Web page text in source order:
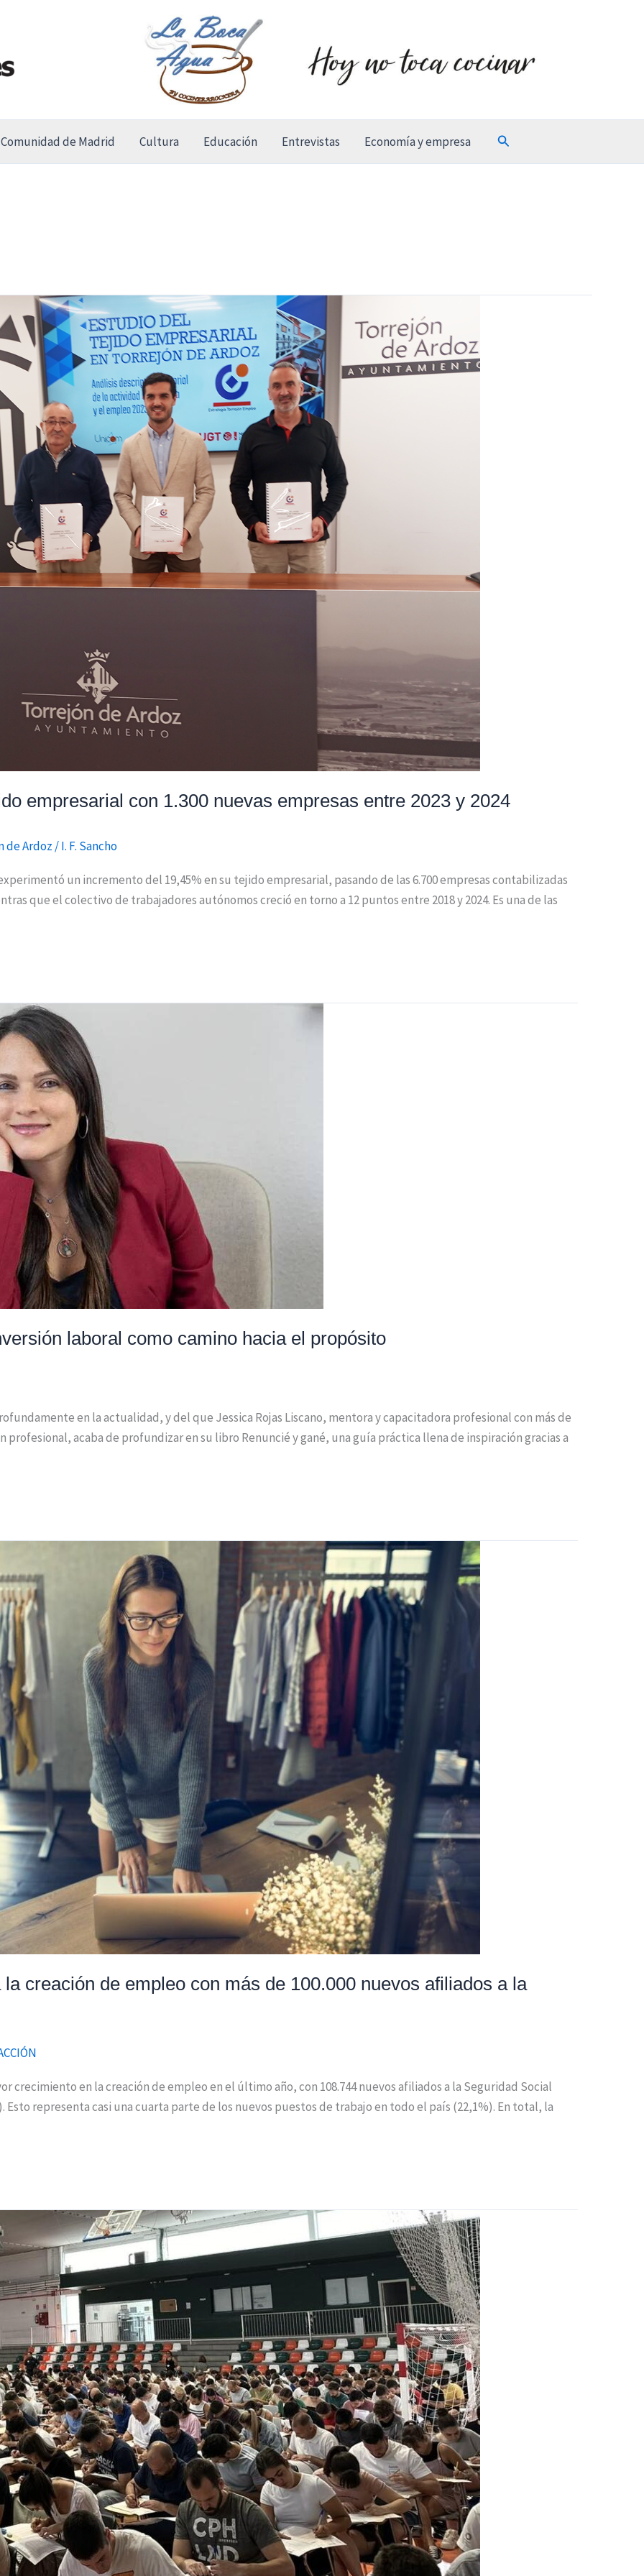
Comunidad de Madrid Cultura Educación Entrevistas Economía y empresa Buscar
empresarial con 1.300 nuevas empresas entre 2023 y 2024
de Ardoz /I. F. Sancho
un incremento del 19,45% en su tejido empresarial, pasando de las 6.700 empresas contabilizadas
que el colectivo de trabajadores autónomos creció en torno a 12 puntos entre 2018 y 2024. Es una de las
laboral como camino hacia el propósito
en la actualidad, y del que Jessica Rojas Liscano, mentora y capacitadora profesional con más de
profesional, acaba de profundizar en su libro Renuncié y gané, una guía práctica llena de inspiración gracias a
creación de empleo con más de 100.000 nuevos afiliados a la
crecimiento en la creación de empleo en el último año, con 108.744 nuevos afiliados a la Seguridad Social
representa casi una cuarta parte de los nuevos puestos de trabajo en todo el país (22,1%). En total, la